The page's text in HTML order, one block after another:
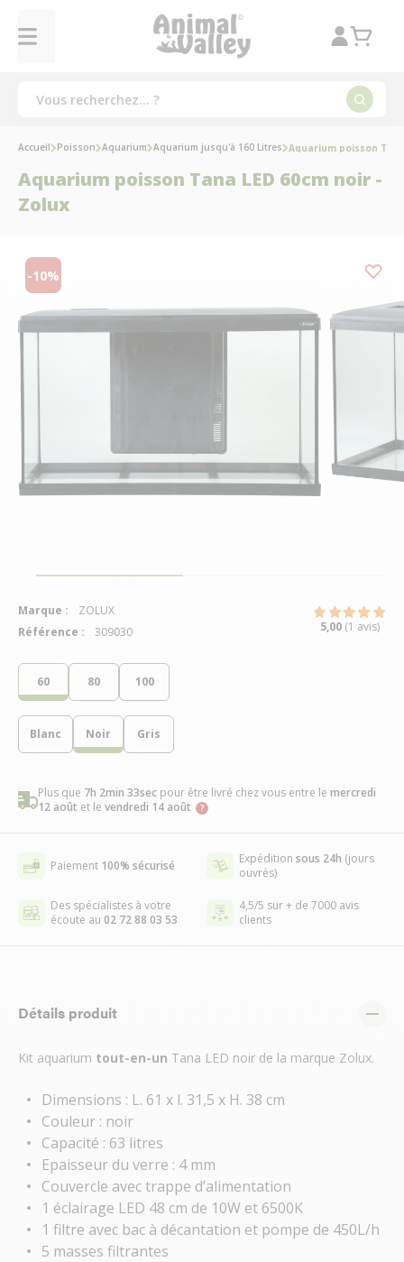
60 80 100
Blanc Noir Gris
Plus que 7h 2min 32sec pour être livré chez vous entre le mercredi
12 août et le vendredi 14 août
Paiement 100% sécurisé Expédition sous 24h (jours
ouvrés)
Des spécialistes à votre
écoute au 02 72 88 03 53
4,5/5 sur + de 7000 avis
clients
Détails produit
Kit aquarium tout-en-un Tana LED noir de la marque Zolux.
Dimensions : L. 61 x l. 31,5 x H. 38 cm
Couleur : noir
Capacité : 63 litres
Epaisseur du verre : 4 mm
Couvercle avec trappe d’alimentation
1 éclairage LED 48 cm de 10W et 6500K
1 filtre avec bac à décantation et pompe de 450L/h
5 masses filtrantes
Accueil Poisson Aquarium Aquarium jusqu'à 160 Litres Aquarium poisson
Aquarium poisson Tana LED 60cm noir -
Zolux
-10%
Marque :
ZOLUX
Référence :
309030 5,00 (1 avis)